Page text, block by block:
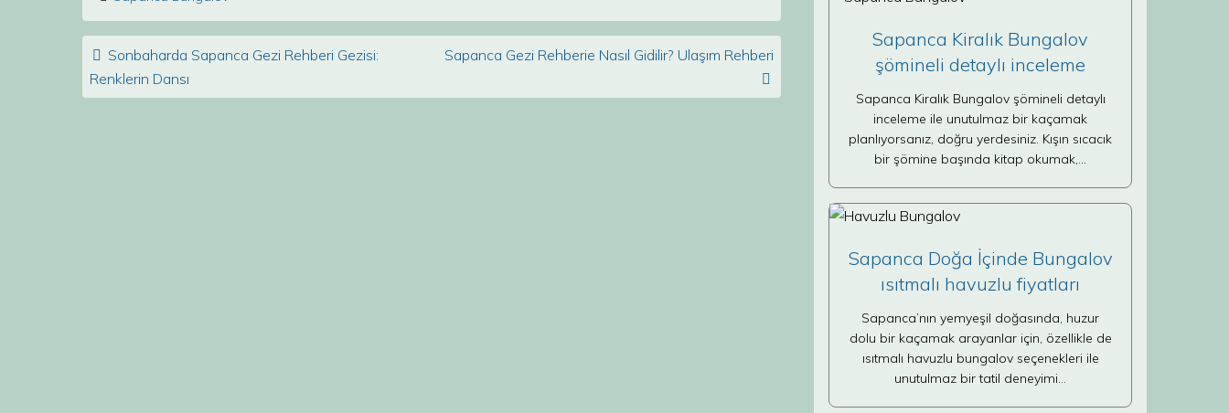
Post navigation
Sonbaharda Sapanca Gezi Rehberi Gezisi:
Renklerin Dansı
Sapanca Gezi Rehberie Nasıl Gidilir? Ulaşım Rehberi
Sapanca Kiralık Bungalov
şömineli detaylı inceleme
Sapanca Kiralık Bungalov şömineli detaylı
inceleme ile unutulmaz bir kaçamak
planlıyorsanız, doğru yerdesiniz. Kışın sıcacık
bir şömine başında kitap okumak,…
Sapanca Doğa İçinde Bungalov
ısıtmalı havuzlu fiyatları
Sapanca’nın yemyeşil doğasında, huzur
dolu bir kaçamak arayanlar için, özellikle de
ısıtmalı havuzlu bungalov seçenekleri ile
unutulmaz bir tatil deneyimi…